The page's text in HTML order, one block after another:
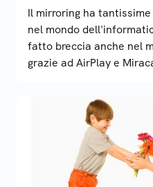
Il mirroring ha
nel mondo
fatto breccia anche nel
grazie ad AirPlay e